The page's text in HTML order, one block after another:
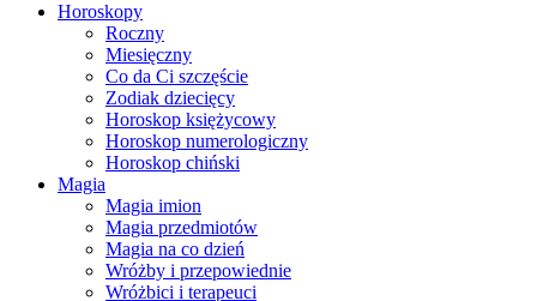
Horoskopy
Roczny
Miesięczny
Co da Ci szczęście
Zodiak dziecięcy
Horoskop księżycowy
Horoskop numerologiczny
Horoskop chiński
Magia
Magia imion
Magia przedmiotów
Magia na co dzień
Wróżby i przepowiednie
Wróżbici i terapeuci